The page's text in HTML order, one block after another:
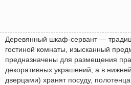
Деревянный шкаф-сервант —
гостиной комнаты, изысканный
предназначены для размещения
декоративных украшений, а в
дверцами) хранят посуду,